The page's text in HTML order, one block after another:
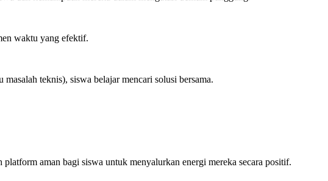
waktu yang efektif.
teknis), siswa belajar mencari solusi bersama.
aman bagi siswa untuk menyalurkan energi mereka secara positif.